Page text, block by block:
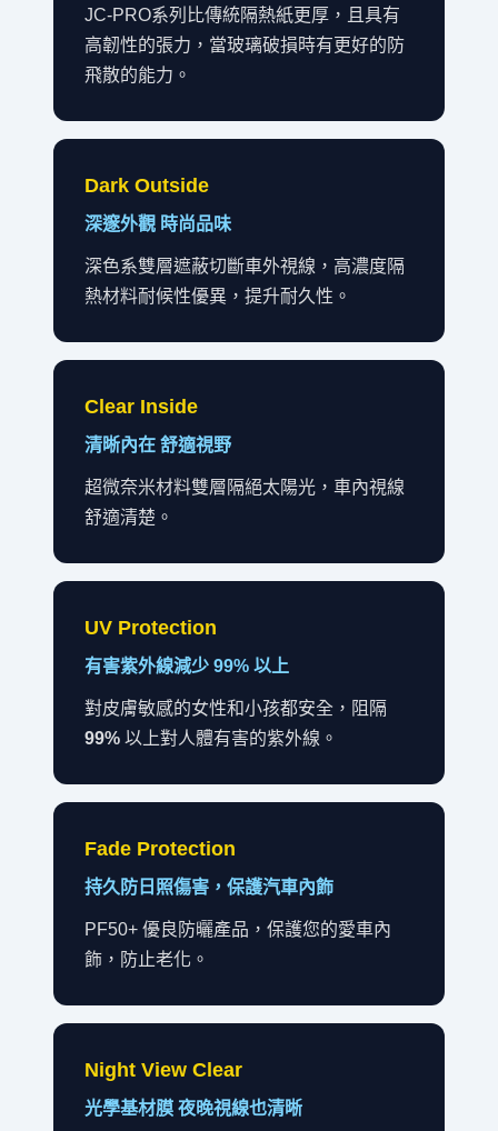
JC-PRO系列比傳統隔熱紙更厚，且具有
高韌性的張力，當玻璃破損時有更好的防
飛散的能力。
Dark Outside
深邃外觀 時尚品味
深色系雙層遮蔽切斷車外視線，高濃度隔
熱材料耐候性優異，提升耐久性。
Clear Inside
清晰內在 舒適視野
超微奈米材料雙層隔絕太陽光，車內視線
舒適清楚。
UV Protection
有害紫外線減少 99% 以上
對皮膚敏感的女性和小孩都安全，阻隔
99% 以上對人體有害的紫外線。
Fade Protection
持久防日照傷害，保護汽車內飾
PF50+ 優良防曬產品，保護您的愛車內
飾，防止老化。
Night View Clear
光學基材膜 夜晚視線也清晰